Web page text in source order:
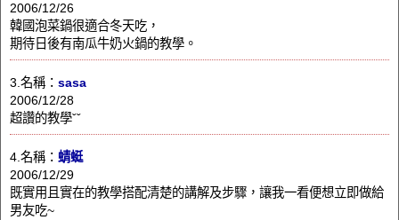
2006/12/26
韓國泡菜鍋很適合冬天吃，
期待日後有南瓜牛奶火鍋的教學。
3.名稱： sasa
2006/12/28
超讚的教學ˇˇ
4.名稱： 蜻蜓
2006/12/29
既實用且實在的教學搭配清楚的講解及步驟，讓我一看便想立即做給
男友吃~